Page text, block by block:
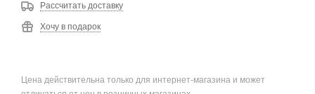
Рассчитать доставку
Хочу в подарок
Цена действительна только для интернет-магазина и может